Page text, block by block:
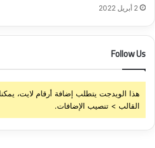
2 أبريل 2022
Follow Us
هذا الويدجت يتطلب إضافة أرقام لايت،
القالب > تنصيب الإضافات.